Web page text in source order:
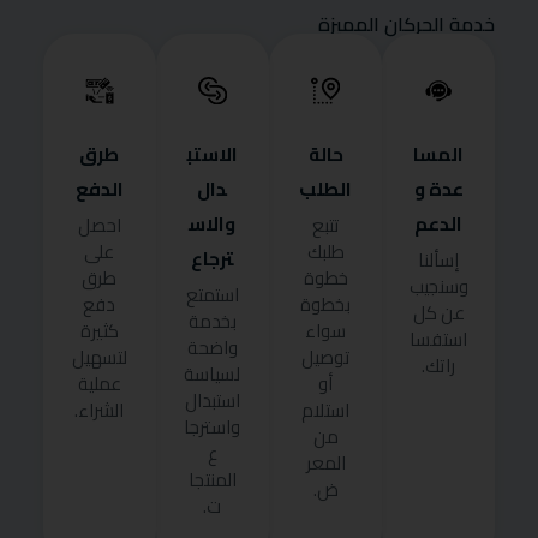
خدمة الحركان المميزة
المسا
عدة و
الدعم
إسألنا
وسنجيب
عن كل
استفسا
راتك.
حالة
الطلب
تتبع
طلبك
خطوة
بخطوة
سواء
توصيل
أو
استلام
من
المعر
ض.
الاستب
دال
والاس
ترجاع
استمتع
بخدمة
واضحة
لسياسة
استبدال
واسترجا
ع
المنتجا
ت.
طرق
الدفع
احصل
على
طرق
دفع
كثيرة
لتسهيل
عملية
الشراء.